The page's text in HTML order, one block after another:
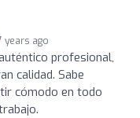
years ago
profesional,
calidad. Sabe
cómodo en todo